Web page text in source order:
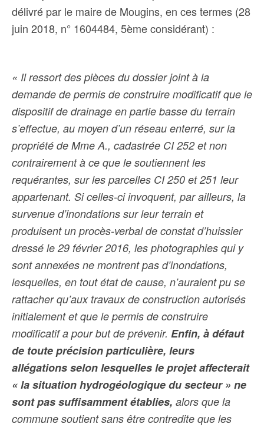
délivré par le maire de Mougins, en ces termes (28
juin 2018, n° 1604484, 5ème considérant) :
« Il ressort des pièces du dossier joint à la
demande de permis de construire modificatif que le
dispositif de drainage en partie basse du terrain
s’effectue, au moyen d’un réseau enterré, sur la
propriété de Mme A., cadastrée CI 252 et non
contrairement à ce que le soutiennent les
requérantes, sur les parcelles CI 250 et 251 leur
appartenant. Si celles-ci invoquent, par ailleurs, la
survenue d’inondations sur leur terrain et
produisent un procès-verbal de constat d’huissier
dressé le 29 février 2016, les photographies qui y
sont annexées ne montrent pas d’inondations,
lesquelles, en tout état de cause, n’auraient pu se
rattacher qu’aux travaux de construction autorisés
initialement et que le permis de construire
modificatif a pour but de prévenir. Enfin, à défaut
de toute précision particulière, leurs
allégations selon lesquelles le projet affecterait
« la situation hydrogéologique du secteur » ne
sont pas suffisamment établies, alors que la
commune soutient sans être contredite que les